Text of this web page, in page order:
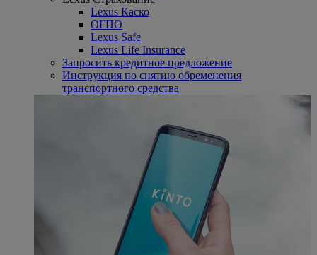
Lexus Каско
ОГПО
Lexus Safe
Lexus Life Insurance
Запросить кредитное предложение
Инструкция по снятию обременения
транспортного средства